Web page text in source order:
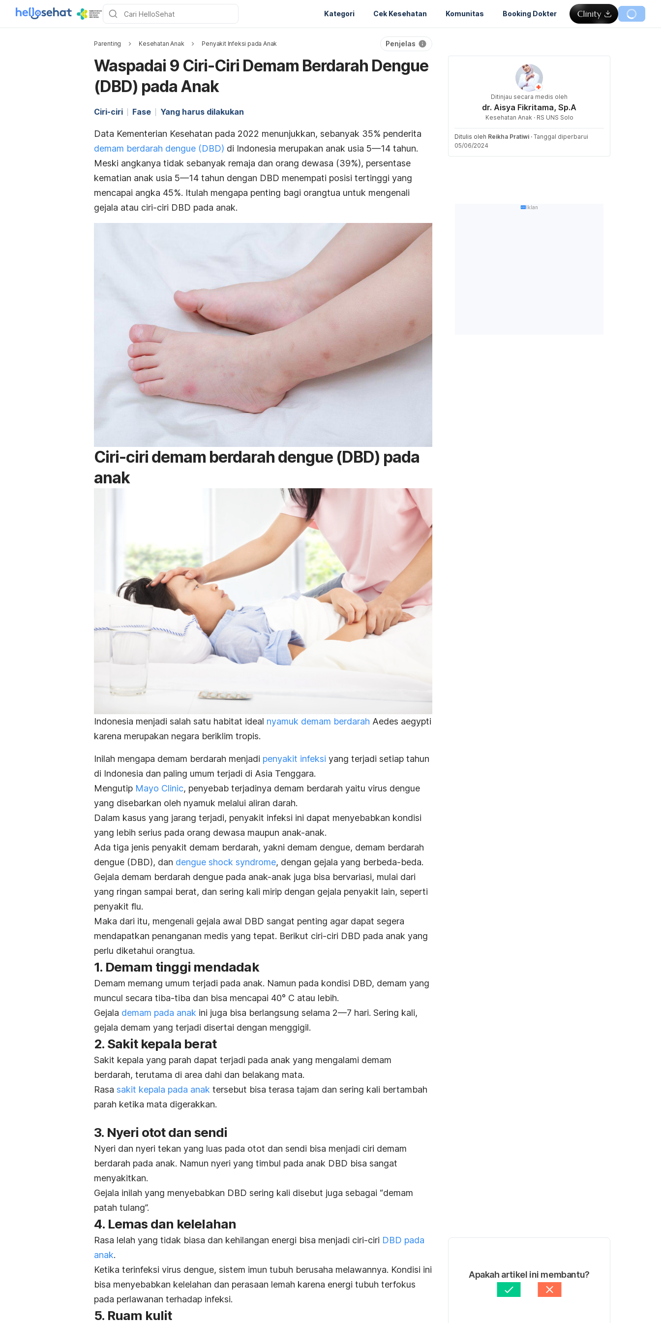
Kategori Cek Kesehatan Komunitas Booking Dokter
Parenting Kesehatan Anak Penyakit Infeksi pada Anak Penjelas
Waspadai 9 Ciri-Ciri Demam Berdarah Dengue
(DBD) pada Anak
Ciri-ciri Fase Yang harus dilakukan
Data Kementerian Kesehatan pada 2022 menunjukkan, sebanyak 35% penderita
demam berdarah dengue (DBD) di Indonesia merupakan anak usia 5—14 tahun.
Meski angkanya tidak sebanyak remaja dan orang dewasa (39%), persentase
kematian anak usia 5—14 tahun dengan DBD menempati posisi tertinggi yang
mencapai angka 45%. Itulah mengapa penting bagi orangtua untuk mengenali
gejala atau ciri-ciri DBD pada anak.
Ciri-ciri demam berdarah dengue (DBD) pada
anak
Indonesia menjadi salah satu habitat ideal nyamuk demam berdarah Aedes aegypti
karena merupakan negara beriklim tropis.
Inilah mengapa demam berdarah menjadi penyakit infeksi yang terjadi setiap tahun
di Indonesia dan paling umum terjadi di Asia Tenggara.
Mengutip Mayo Clinic, penyebab terjadinya demam berdarah yaitu virus dengue
yang disebarkan oleh nyamuk melalui aliran darah.
Dalam kasus yang jarang terjadi, penyakit infeksi ini dapat menyebabkan kondisi
yang lebih serius pada orang dewasa maupun anak-anak.
Ada tiga jenis penyakit demam berdarah, yakni demam dengue, demam berdarah
dengue (DBD), dan dengue shock syndrome, dengan gejala yang berbeda-beda.
Gejala demam berdarah dengue pada anak-anak juga bisa bervariasi, mulai dari
yang ringan sampai berat, dan sering kali mirip dengan gejala penyakit lain, seperti
penyakit flu.
Maka dari itu, mengenali gejala awal DBD sangat penting agar dapat segera
mendapatkan penanganan medis yang tepat. Berikut ciri-ciri DBD pada anak yang
perlu diketahui orangtua.
1. Demam tinggi mendadak
Demam memang umum terjadi pada anak. Namun pada kondisi DBD, demam yang
muncul secara tiba-tiba dan bisa mencapai 40° C atau lebih.
Gejala demam pada anak ini juga bisa berlangsung selama 2—7 hari. Sering kali,
gejala demam yang terjadi disertai dengan menggigil.
2. Sakit kepala berat
Sakit kepala yang parah dapat terjadi pada anak yang mengalami demam
berdarah, terutama di area dahi dan belakang mata.
Rasa sakit kepala pada anak tersebut bisa terasa tajam dan sering kali bertambah
parah ketika mata digerakkan.
3. Nyeri otot dan sendi
Nyeri dan nyeri tekan yang luas pada otot dan sendi bisa menjadi ciri demam
berdarah pada anak. Namun nyeri yang timbul pada anak DBD bisa sangat
menyakitkan.
Gejala inilah yang menyebabkan DBD sering kali disebut juga sebagai “demam
patah tulang”.
4. Lemas dan kelelahan
Rasa lelah yang tidak biasa dan kehilangan energi bisa menjadi ciri-ciri DBD pada
anak.
Ketika terinfeksi virus dengue, sistem imun tubuh berusaha melawannya. Kondisi ini
bisa menyebabkan kelelahan dan perasaan lemah karena energi tubuh terfokus
pada perlawanan terhadap infeksi.
5. Ruam kulit
Ditinjau secara medis oleh
dr. Aisya Fikritama, Sp.A
Kesehatan Anak · RS UNS Solo
Ditulis oleh Reikha Pratiwi · Tanggal diperbarui
05/06/2024
Iklan
Apakah artikel ini membantu?